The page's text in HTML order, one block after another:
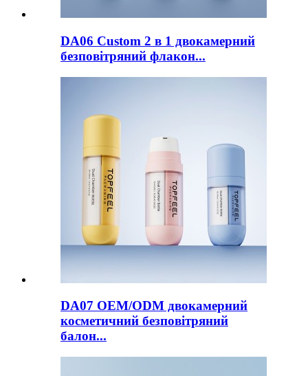
DA06 Custom 2 в 1 двокамерний
безповітряний флакон...
DA07 OEM/ODM двокамерний
косметичний безповітряний
балон...